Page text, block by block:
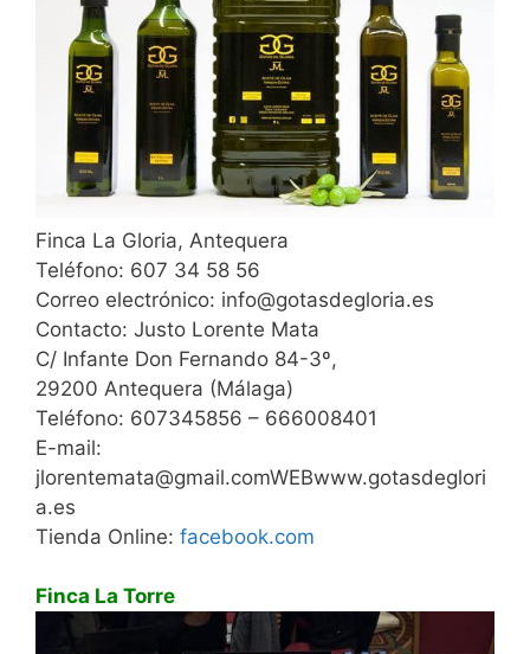
Finca La Gloria, Antequera
Teléfono: 607 34 58 56
Correo electrónico: info@gotasdegloria.es
Contacto: Justo Lorente Mata
C/ Infante Don Fernando 84-3º,
29200 Antequera (Málaga)
Teléfono: 607345856 – 666008401
E-mail:
jlorentemata@gmail.comWEBwww.gotasdeglori
a.es
Tienda Online: facebook.com
Finca La Torre